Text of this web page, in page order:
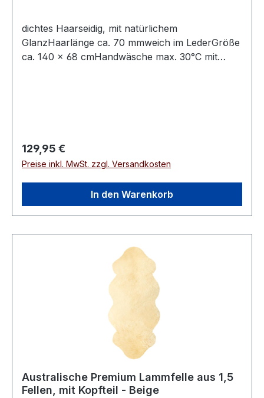
dichtes Haarseidig, mit natürlichem
GlanzHaarlänge ca. 70 mmweich im LederGröße
ca. 140 × 68 cmHandwäsche max. 30°C mit
Regulärer Preis:
129,95 €
Preise inkl. MwSt. zzgl. Versandkosten
In den Warenkorb
Australische Premium Lammfelle aus 1,5
Fellen, mit Kopfteil - Beige